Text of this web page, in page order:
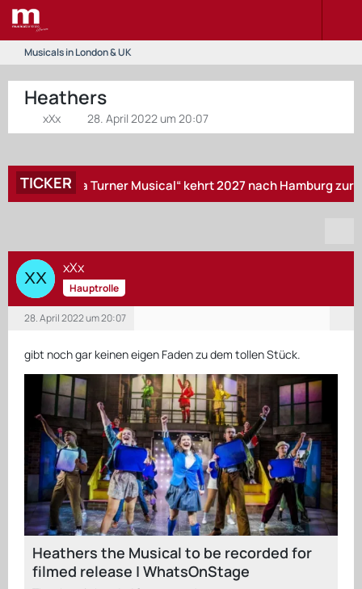
Musicals in London & UK
Heathers
xXx 28. April 2022 um 20:07
TICKER
Das Tina Turner Musical“ kehrt 2027 nach Hamburg zurück –
xXx
Hauptrolle
28. April 2022 um 20:07
gibt noch gar keinen eigen Faden zu dem tollen Stück.
Heathers the Musical to be recorded for
filmed release | WhatsOnStage